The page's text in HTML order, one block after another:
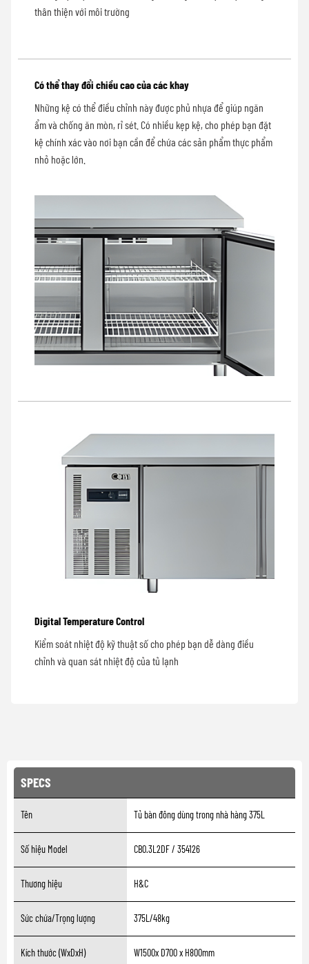
thân thiện với môi trường
Có thể thay đổi chiều cao của các khay
Những kệ có thể điều chỉnh này được phủ nhựa để giúp ngăn
ẩm và chống ăn mòn, rỉ sét. Có nhiều kẹp kệ, cho phép bạn đặt
kệ chính xác vào nơi bạn cần để chứa các sản phẩm thực phẩm
nhỏ hoặc lớn.
Digital Temperature Control
Kiểm soát nhiệt độ kỹ thuật số cho phép bạn dễ dàng điều
chỉnh và quan sát nhiệt độ của tủ lạnh
SPECS
Tên Tủ bàn đông dùng trong nhà hàng 375L
Số hiệu Model CB0.3L2DF / 354126
Thương hiệu H&C
Sức chứa/Trọng lượng 375L/48kg
Kích thước (WxDxH) W1500x D700 x H800mm